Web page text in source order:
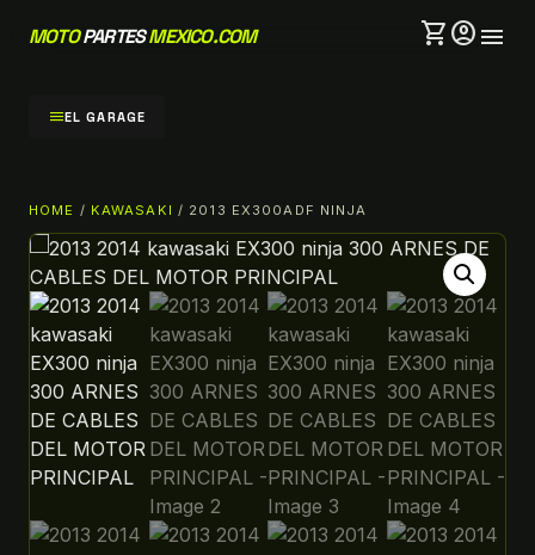
MOTOPARTESMEXICO.COM shopping_cartaccount_circlemenu
menuEL GARAGE
HOME / KAWASAKI / 2013 EX300ADF NINJA